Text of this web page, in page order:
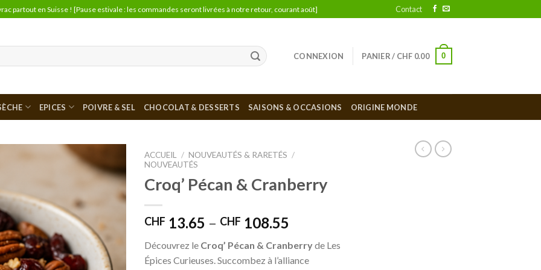
partout en Suisse ! [Pause estivale : les commandes seront livrées à notre retour, courant août] Contact
CONNEXION PANIER / CHF 0.00 0
EPICES POIVRE & SEL CHOCOLAT & DESSERTS SAISONS & OCCASIONS ORIGINE MONDE
Ajouter
ACCUEIL / NOUVEAUTÉS & RARETÉS /
NOUVEAUTÉS
Croq’ Pécan & Cranberry
CHF 13.65 – CHF 108.55
Découvrez le Croq’ Pécan & Cranberryde Les
Épices Curieuses. Succombez à l’alliance